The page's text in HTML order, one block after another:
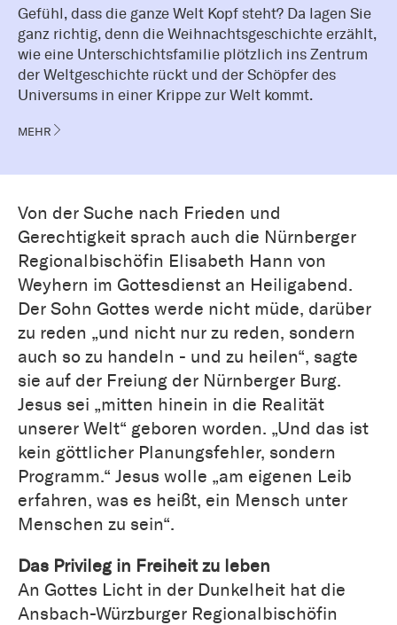
Gefühl, dass die ganze Welt Kopf steht? Da lagen Sie
ganz richtig, denn die Weihnachtsgeschichte erzählt,
wie eine Unterschichtsfamilie plötzlich ins Zentrum
der Weltgeschichte rückt und der Schöpfer des
Universums in einer Krippe zur Welt kommt.
MEHR
Von der Suche nach Frieden und
Gerechtigkeit sprach auch die Nürnberger
Regionalbischöfin Elisabeth Hann von
Weyhern im Gottesdienst an Heiligabend.
Der Sohn Gottes werde nicht müde, darüber
zu reden „und nicht nur zu reden, sondern
auch so zu handeln - und zu heilen“, sagte
sie auf der Freiung der Nürnberger Burg.
Jesus sei „mitten hinein in die Realität
unserer Welt“ geboren worden. „Und das ist
kein göttlicher Planungsfehler, sondern
Programm.“ Jesus wolle „am eigenen Leib
erfahren, was es heißt, ein Mensch unter
Menschen zu sein“.
Das Privileg in Freiheit zu leben
An Gottes Licht in der Dunkelheit hat die
Ansbach-Würzburger Regionalbischöfin